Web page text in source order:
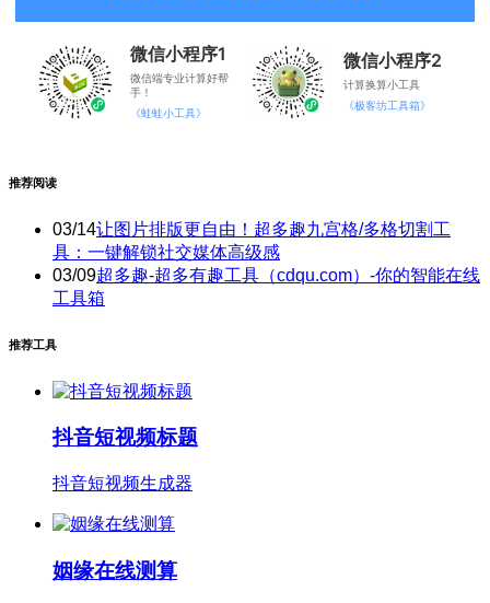
微信小程序1
微信端专业计算好帮
手！
《蛙蛙小工具》
微信小程序2
计算换算小工具
《极客坊工具箱》
推荐阅读
03/14让图片排版更自由！超多趣九宫格/多格切割工
具：一键解锁社交媒体高级感
03/09超多趣-超多有趣工具（cdqu.com）-你的智能在线
工具箱
推荐工具
抖音短视频标题
抖音短视频生成器
姻缘在线测算